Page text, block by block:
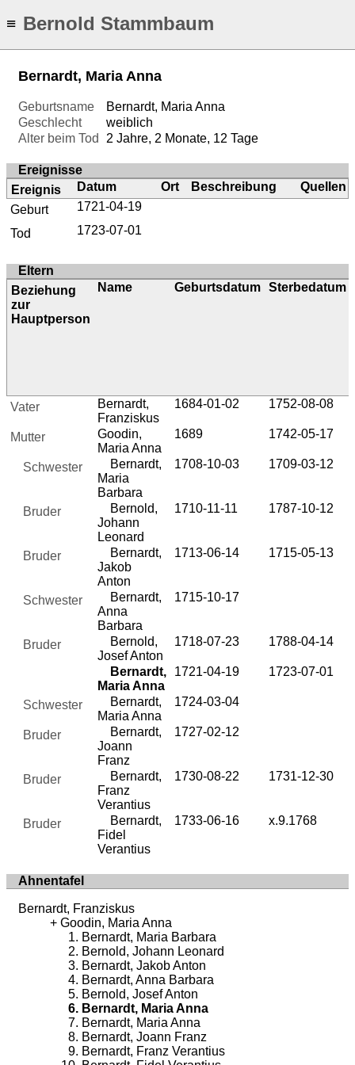
≡ Bernold Stammbaum
Bernardt, Maria Anna
Geburtsname
Bernardt, Maria Anna
Geschlecht
weiblich
Alter beim Tod
2 Jahre, 2 Monate, 12 Tage
Ereignisse
Ereignis
Datum Ort Beschreibung
Quellen
Geburt
1721-04-19
Tod
1723-07-01
Eltern
Beziehung
zur
Hauptperson
Name Geburtsdatum Sterbedatum
Vater
Bernardt,
Franziskus
1684-01-02 1752-08-08
Mutter
Goodin,
Maria Anna
1689 1742-05-17
Schwester
Bernardt,
Maria
Barbara
1708-10-03 1709-03-12
Bruder
Bernold,
Johann
Leonard
1710-11-11 1787-10-12
Bruder
Bernardt,
Jakob
Anton
1713-06-14 1715-05-13
Schwester
Bernardt,
Anna
Barbara
1715-10-17
Bruder
Bernold,
Josef Anton
1718-07-23 1788-04-14
Bernardt,
Maria Anna
1721-04-19 1723-07-01
Schwester
Bernardt,
Maria Anna
1724-03-04
Bruder
Bernardt,
Joann
Franz
1727-02-12
Bruder
Bernardt,
Franz
Verantius
1730-08-22 1731-12-30
Bruder
Bernardt,
Fidel
Verantius
1733-06-16 x.9.1768
Ahnentafel
Bernardt, Franziskus
Goodin, Maria Anna
Bernardt, Maria Barbara
Bernold, Johann Leonard
Bernardt, Jakob Anton
Bernardt, Anna Barbara
Bernold, Josef Anton
Bernardt, Maria Anna
Bernardt, Maria Anna
Bernardt, Joann Franz
Bernardt, Franz Verantius